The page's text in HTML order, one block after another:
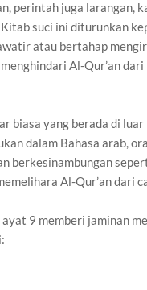
perintah juga larangan,
suci ini diturunkan
atau bertahap
Al-Qur’an
biasa yang berada di
dalam Bahasa arab,
berkesinambungan
Al-Qur’an dari
9 memberi jaminan